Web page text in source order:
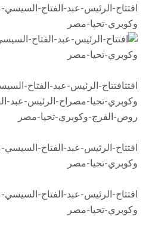
افتتاح-الرئيس-عبد-الفتاح-
وكوبري-تحيا-مصر
افتتافتتاح-الرئيس-عبد-الفتاح-
وكوبري-تحيا-مصراح-الرئيس-عبد-
روض-الفرج-وكوبري-تحيا-مصر
افتتاح-الرئيس-عبد-الفتاح-
وكوبري-تحيا-مصر
افتتاح-الرئيس-عبد-الفتاح-
وكوبري-تحيا-مصر